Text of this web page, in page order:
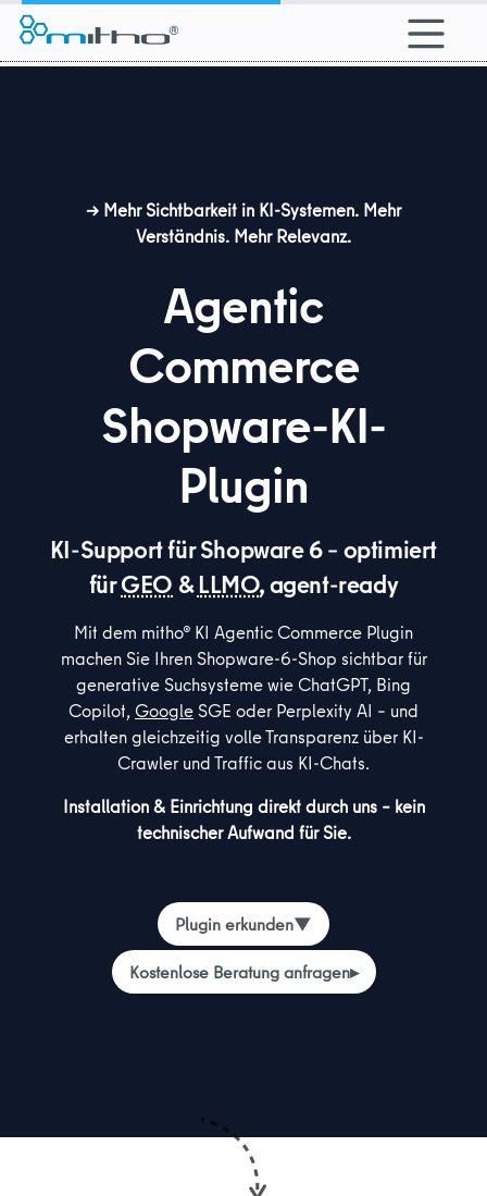
springen
→ Mehr Sichtbarkeit in KI-Systemen. Mehr
Verständnis. Mehr Relevanz.
Agentic
Commerce
Shopware-KI-
Plugin
KI-Support für Shopware 6 – optimiert
fürGEO &LLMO, agent-ready
Mit dem mitho® KI Agentic Commerce Plugin
machen Sie Ihren Shopware-6-Shop sichtbar für
generative Suchsysteme wie ChatGPT, Bing
Copilot, GoogleSGE oder Perplexity AI – und
erhalten gleichzeitig volle Transparenz über KI-
Crawler und Traffic aus KI-Chats.
Installation & Einrichtung direkt durch uns – kein
technischer Aufwand für Sie.
Plugin erkunden▼
Kostenlose Beratung anfragen▸